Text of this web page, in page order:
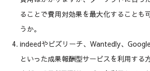
ることで費用対効果を最大化することも
うか。
indeedやビズリーチ、Wantedly、
といった成果報酬型サービスを利用する